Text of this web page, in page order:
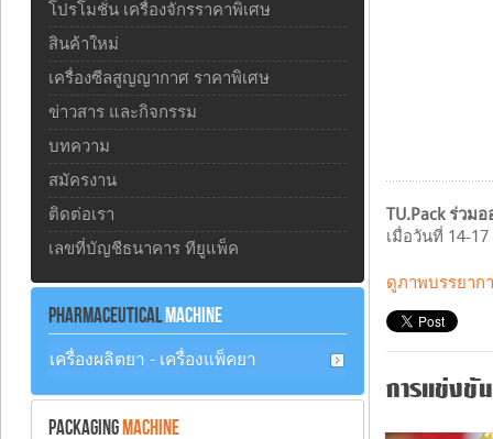
TU.Pack ร่วม
เมื่อวันที่ 14-
ดูภาพบรรยาก
การแข่งขั
โปรโมชั่น เครื่องจักรราคาพิเศษ
สินค้าใหม่
เครื่องซีลสูญญากาศ ราคาพิเศษ
ข่าวสาร และกิจกรรม
บทความ
สมัครงาน
ติดต่อเรา
เลขที่บัญชีธนาคาร ทียูแพ็ค
PHARMACEUTICALMACHINE
เครื่องผลิตยา - เครื่องแพ็คยา
PACKAGING MACHINE